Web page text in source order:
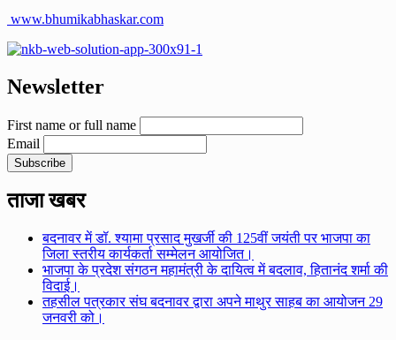
www.bhumikabhaskar.com
Newsletter
First name or full name
Email
ताजा खबर
बदनावर में डॉ. श्यामा प्रसाद मुखर्जी की 125वीं जयंती पर भाजपा का
जिला स्तरीय कार्यकर्ता सम्मेलन आयोजित।
भाजपा के प्रदेश संगठन महामंत्री के दायित्व में बदलाव, हितानंद शर्मा की
विदाई।
तहसील पत्रकार संघ बदनावर द्वारा अपने माथुर साहब का आयोजन 29
जनवरी को।